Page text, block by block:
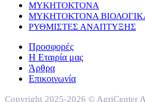
ΜΥΚΗΤΟΚΤΟΝΑ
ΜΥΚΗΤΟΚΤΟΝΑ
ΡΥΘΜΙΣΤΕΣ ΑΝΑΠΤΥΞΗΣ
Προσφορές
Η Εταιρία μας
Άρθρα
Επικοινωνία
Copyright 2025-2026 © AgriCenter